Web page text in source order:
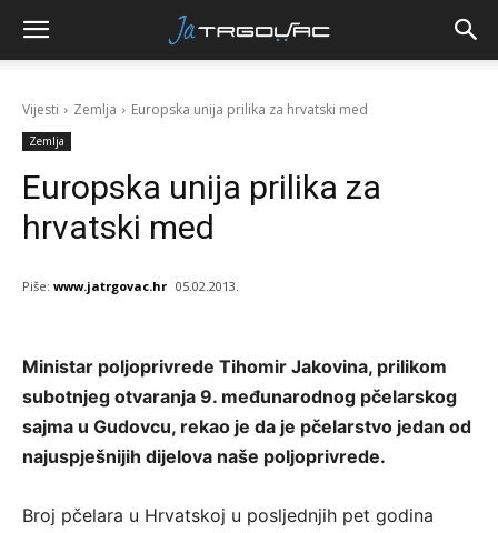
Vijesti Zemlja Europska unija prilika za hrvatski med
Zemlja
Europska unija prilika za
hrvatski med
Piše: www.jatrgovac.hr 05.02.2013.
Ministar poljoprivrede Tihomir Jakovina, prilikom
subotnjeg otvaranja 9. međunarodnog pčelarskog
sajma u Gudovcu, rekao je da je pčelarstvo jedan od
najuspješnijih dijelova naše poljoprivrede.
Broj pčelara u Hrvatskoj u posljednjih pet godina